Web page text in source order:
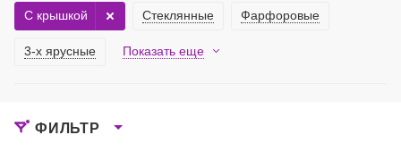
Стеклянные Фарфоровые
3-х ярусные
C крышкой
Показать еще
ФИЛЬТР